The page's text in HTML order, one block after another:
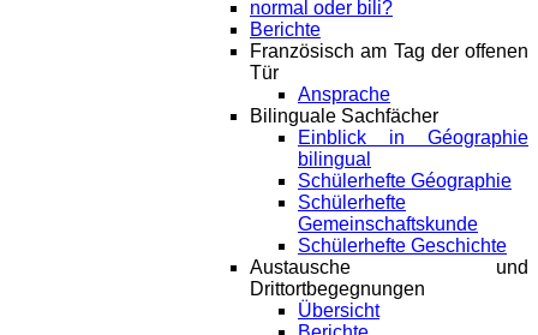
normal oder bili?
Berichte
Französisch am Tag der offenen
Tür
Ansprache
Bilinguale Sachfächer
Einblick in Géographie
bilingual
Schülerhefte Géographie
Schülerhefte
Gemeinschaftskunde
Schülerhefte Geschichte
Austausche und
Drittortbegegnungen
Übersicht